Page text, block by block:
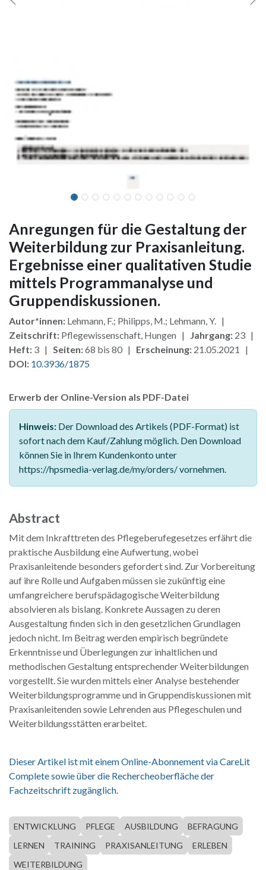
Anregungen für die Gestaltung der
Weiterbildung zur Praxisanleitung.
Ergebnisse einer qualitativen Studie
mittels Programmanalyse und
Gruppendiskussionen.
Autor*innen: Lehmann, F.; Philipps, M.; Lehmann, Y. |
Zeitschrift: Pflegewissenschaft, Hungen | Jahrgang: 23 |
Heft: 3 | Seiten:68 bis 80 | Erscheinung: 21.05.2021 |
DOI: 10.3936/1875
Erwerb der Online-Version als PDF-Datei
Hinweis: Der Download des Artikels (PDF-Format) ist
sofort nach dem Kauf/Zahlung möglich. Den Download
können Sie in Ihrem Kundenkonto unter
https://hpsmedia-verlag.de/my/orders/ vornehmen.
Abstract
Mit dem Inkrafttreten des Pflegeberufegesetzes erfährt die
praktische Ausbildung eine Aufwertung, wobei
Praxisanleitende besonders gefordert sind. Zur Vorbereitung
auf ihre Rolle und Aufgaben müssen sie zukünftig eine
umfangreichere berufspädagogische Weiterbildung
absolvieren als bislang. Konkrete Aussagen zu deren
Ausgestaltung finden sich in den gesetzlichen Grundlagen
jedoch nicht. Im Beitrag werden empirisch begründete
Erkenntnisse und Überlegungen zur inhaltlichen und
methodischen Gestaltung entsprechender Weiterbildungen
vorgestellt. Sie wurden mittels einer Analyse bestehender
Weiterbildungsprogramme und in Gruppendiskussionen mit
Praxisanleitenden sowie Lehrenden aus Pflegeschulen und
Weiterbildungsstätten erarbeitet.
Dieser Artikel ist mit einem Online-Abonnement via CareLit
Complete sowie über die Rechercheoberfläche der
Fachzeitschrift zugänglich.
ENTWICKLUNG PFLEGE AUSBILDUNG
BEFRAGUNG
LERNEN
TRAINING PRAXISANLEITUNG
ERLEBEN
WEITERBILDUNG